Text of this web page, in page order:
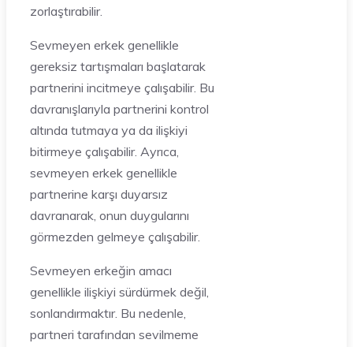
zorlaştırabilir.
Sevmeyen erkek genellikle
gereksiz tartışmaları başlatarak
partnerini incitmeye çalışabilir. Bu
davranışlarıyla partnerini kontrol
altında tutmaya ya da ilişkiyi
bitirmeye çalışabilir. Ayrıca,
sevmeyen erkek genellikle
partnerine karşı duyarsız
davranarak, onun duygularını
görmezden gelmeye çalışabilir.
Sevmeyen erkeğin amacı
genellikle ilişkiyi sürdürmek değil,
sonlandırmaktır. Bu nedenle,
partneri tarafından sevilmeme